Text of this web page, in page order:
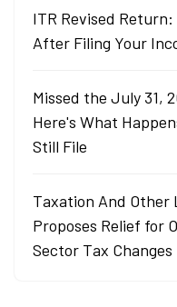
ITR Revised
After Filing Your
Missed the July 31,
Here's What
Still File
Taxation And Other
Proposes Relief for
Sector Tax Changes